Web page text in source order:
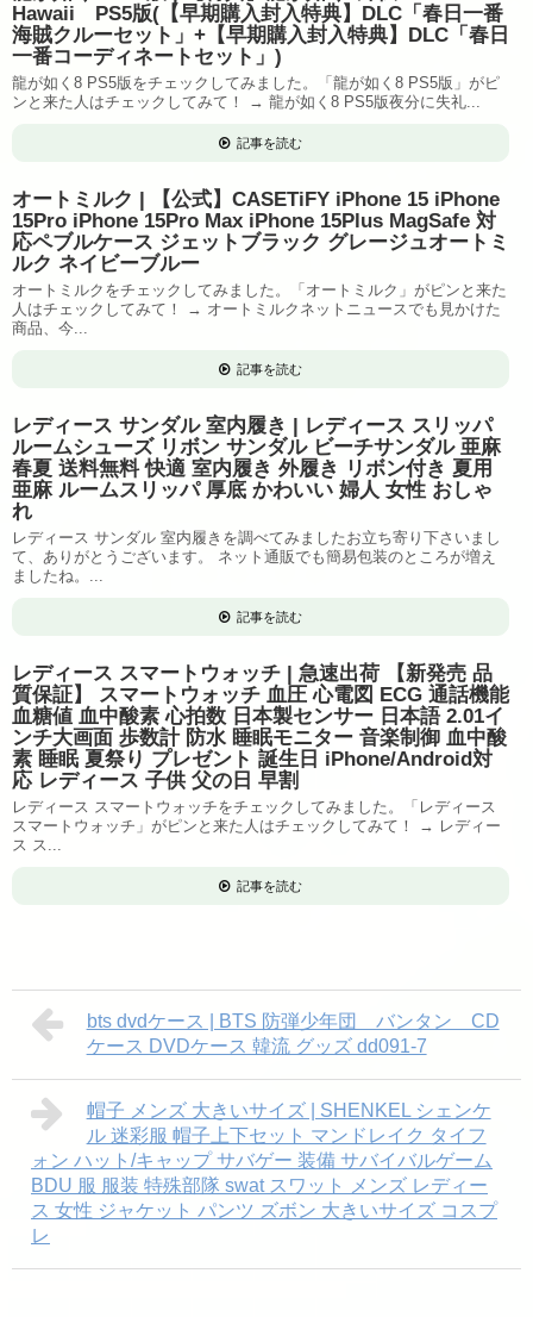
Hawaii PS5版(【早期購入封入特典】DLC「春日一番
海賊クルーセット」+【早期購入封入特典】DLC「春日
一番コーディネートセット」)
龍が如く8 PS5版をチェックしてみました。「龍が如く8 PS5版」がピ
ンと来た人はチェックしてみて！ → 龍が如く8 PS5版夜分に失礼...
記事を読む
オートミルク | 【公式】CASETiFY iPhone 15 iPhone
15Pro iPhone 15Pro Max iPhone 15Plus MagSafe 対
応ペブルケース ジェットブラック グレージュオートミ
ルク ネイビーブルー
オートミルクをチェックしてみました。「オートミルク」がピンと来た
人はチェックしてみて！ → オートミルクネットニュースでも見かけた
商品、今...
記事を読む
レディース サンダル 室内履き | レディース スリッパ
ルームシューズ リボン サンダル ビーチサンダル 亜麻
春夏 送料無料 快適 室内履き 外履き リボン付き 夏用
亜麻 ルームスリッパ 厚底 かわいい 婦人 女性 おしゃ
れ
レディース サンダル 室内履きを調べてみましたお立ち寄り下さいまし
て、ありがとうございます。 ネット通販でも簡易包装のところが増え
ましたね。...
記事を読む
レディース スマートウォッチ | 急速出荷 【新発売 品
質保証】 スマートウォッチ 血圧 心電図 ECG 通話機能
血糖値 血中酸素 心拍数 日本製センサー 日本語 2.01イ
ンチ大画面 歩数計 防水 睡眠モニター 音楽制御 血中酸
素 睡眠 夏祭り プレゼント 誕生日 iPhone/Android対
応 レディース 子供 父の日 早割
レディース スマートウォッチをチェックしてみました。「レディース
スマートウォッチ」がピンと来た人はチェックしてみて！ → レディー
ス ス...
記事を読む
bts dvdケース | BTS 防弾少年団 バンタン CD
ケース DVDケース 韓流 グッズ dd091-7
帽子 メンズ 大きいサイズ | SHENKEL シェンケ
ル 迷彩服 帽子上下セット マンドレイク タイフ
ォン ハット/キャップ サバゲー 装備 サバイバルゲーム
BDU 服 服装 特殊部隊 swat スワット メンズ レディー
ス 女性 ジャケット パンツ ズボン 大きいサイズ コスプ
レ